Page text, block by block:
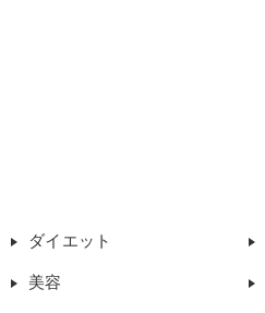
ダイエット
美容